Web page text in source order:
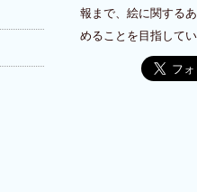
報まで、絵に関する
めることを目指してい